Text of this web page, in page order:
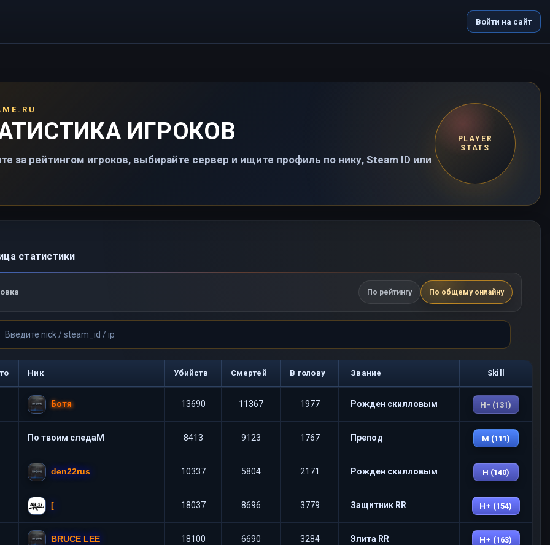
Войти на сайт
ИГРОКОВ
за рейтингом игроков, выбирайте сервер и ищите профиль по нику, Steam ID или
PLAYER
STATS
статистики
По рейтингу По общему онлайну
Ник Убийств Смертей В голову Звание Skill
Ботя 13690 11367 1977 Рожден скилловым H- (131)
По твоим следаM 8413 9123 1767 Препод M (111)
den22rus 10337 5804 2171 Рожден скилловым H (140)
[ 18037 8696 3779 Защитник RR H+ (154)
BRUCE LEE 18100 6690 3284 Элита RR H+ (163)